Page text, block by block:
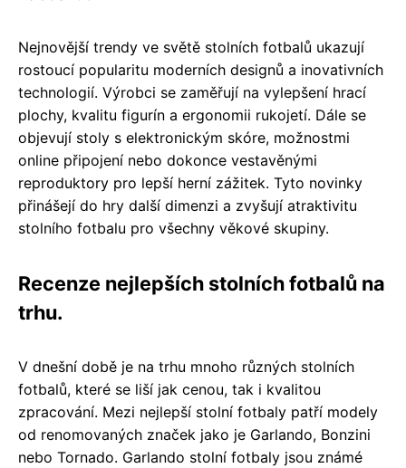
Nejnovější trendy ve světě stolních fotbalů ukazují
rostoucí popularitu moderních designů a inovativních
technologií. Výrobci se zaměřují na vylepšení hrací
plochy, kvalitu figurín a ergonomii rukojetí. Dále se
objevují stoly s elektronickým skóre, možnostmi
online připojení nebo dokonce vestavěnými
reproduktory pro lepší herní zážitek. Tyto novinky
přinášejí do hry další dimenzi a zvyšují atraktivitu
stolního fotbalu pro všechny věkové skupiny.
Recenze nejlepších stolních fotbalů na
trhu.
V dnešní době je na trhu mnoho různých stolních
fotbalů, které se liší jak cenou, tak i kvalitou
zpracování. Mezi nejlepší stolní fotbaly patří modely
od renomovaných značek jako je Garlando, Bonzini
nebo Tornado. Garlando stolní fotbaly jsou známé